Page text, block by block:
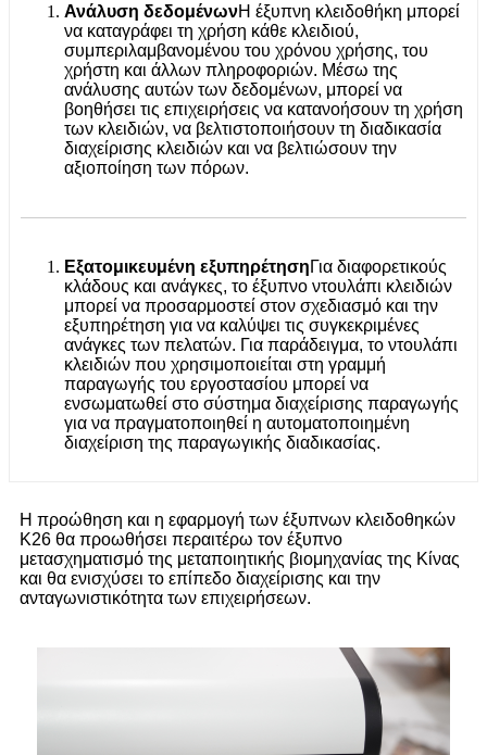
Ανάλυση δεδομένωνΗ έξυπνη κλειδοθήκη μπορεί
να καταγράφει τη χρήση κάθε κλειδιού,
συμπεριλαμβανομένου του χρόνου χρήσης, του
χρήστη και άλλων πληροφοριών. Μέσω της
ανάλυσης αυτών των δεδομένων, μπορεί να
βοηθήσει τις επιχειρήσεις να κατανοήσουν τη χρήση
των κλειδιών, να βελτιστοποιήσουν τη διαδικασία
διαχείρισης κλειδιών και να βελτιώσουν την
αξιοποίηση των πόρων.
Εξατομικευμένη εξυπηρέτησηΓια διαφορετικούς
κλάδους και ανάγκες, το έξυπνο ντουλάπι κλειδιών
μπορεί να προσαρμοστεί στον σχεδιασμό και την
εξυπηρέτηση για να καλύψει τις συγκεκριμένες
ανάγκες των πελατών. Για παράδειγμα, το ντουλάπι
κλειδιών που χρησιμοποιείται στη γραμμή
παραγωγής του εργοστασίου μπορεί να
ενσωματωθεί στο σύστημα διαχείρισης παραγωγής
για να πραγματοποιηθεί η αυτοματοποιημένη
διαχείριση της παραγωγικής διαδικασίας.
Η προώθηση και η εφαρμογή των έξυπνων κλειδοθηκών
K26 θα προωθήσει περαιτέρω τον έξυπνο
μετασχηματισμό της μεταποιητικής βιομηχανίας της Κίνας
και θα ενισχύσει το επίπεδο διαχείρισης και την
ανταγωνιστικότητα των επιχειρήσεων.